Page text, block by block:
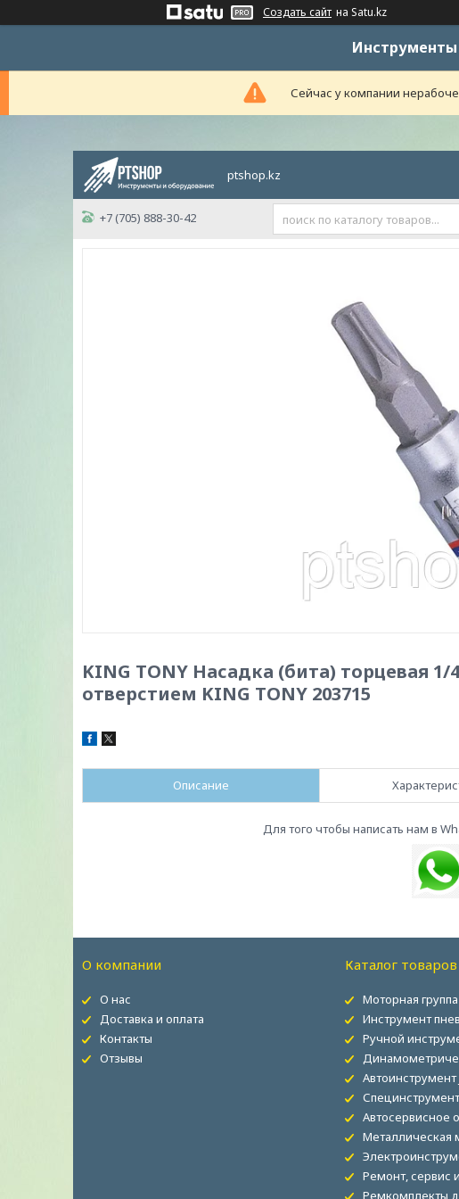
Создать сайт на Satu.kz
Инструменты
Сейчас у компании
ptshop.kz
+7 (705) 888-30-42
KING TONY Насадка (бита) торцевая 1/
отверстием KING TONY 203715
Описание
Для того чтобы написать нам в
О компании
О нас
Доставка и оплата
Контакты
Отзывы
Каталог товаров
Моторная группа
Инструмент
Ручной
Автоинструмент
Специнструмент
Автосервисное
Металлическая
Ремонт, сервис
Ремкомплекты